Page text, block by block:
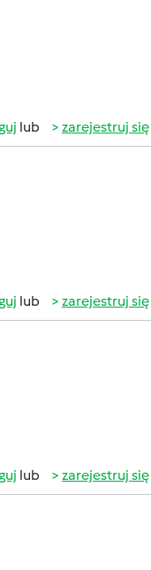
lub zarejestruj się
lub zarejestruj się
lub zarejestruj się